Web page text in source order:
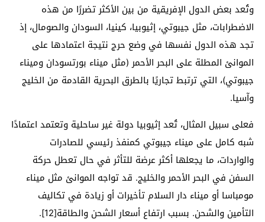
وتُعد بعض الدول الإفريقية من بين الأكثر تضررًا من هذه
الاضطرابات، مثل جيبوتي، إثيوبيا، كينيا، السودان والصومال، إذ
تجد هذه الدول نفسها في وضع حرج نتيجة اعتمادها على
الموانئ المطلة على البحر الأحمر (مثل ميناء بورتسودان وميناء
جيبوتي)، التي ترتبط تجاريًا بالطرق البحرية القادمة من الخليج
وآسيا.
فعلى سبيل المثال، تُعد إثيوبيا دولة غير ساحلية وتعتمد اعتمادًا
شبه كامل على ميناء جيبوتي كمنفذ رئيسي للصادرات
والواردات، ما يجعلها أكثر عرضة للتأثر في حال تعطل حركة
السفن في البحر الأحمر والخليج. قد تواجه الموانئ مثل ميناء
مومباسا أو ميناء دار السلام تأخيرات أو زيادة في تكاليف
التأمين والشحن. بسبب ارتفاع أسعار الشحن والطاقة[12].